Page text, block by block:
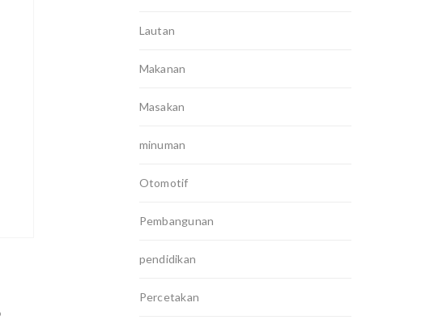
Lautan
Makanan
Masakan
minuman
Otomotif
Pembangunan
pendidikan
Percetakan